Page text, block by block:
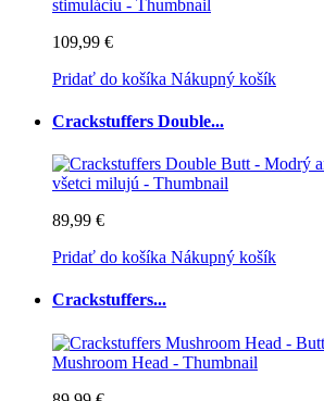
109,99 €
Pridať do košíka Nákupný košík
Crackstuffers Double...
89,99 €
Pridať do košíka Nákupný košík
Crackstuffers...